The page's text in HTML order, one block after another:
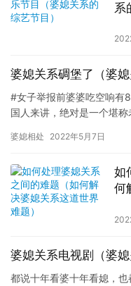
系
婆媳关系碉堡了（婆媳
#女子举报前婆婆吃空响有
国人来讲，绝对是一个堪
婆媳相处 2022年5月7日
如
何
婆媳关系电视剧（婆
都说十年看婆十年看媳，